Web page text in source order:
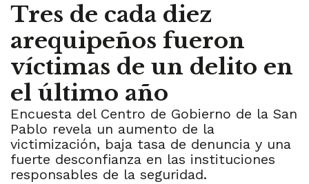
Tres de cada diez
arequipeños fueron
víctimas de un delito en
el último año
Encuesta del Centro de Gobierno de la San
Pablo revela un aumento de la
victimización, baja tasa de denuncia y una
fuerte desconfianza en las instituciones
responsables de la seguridad.